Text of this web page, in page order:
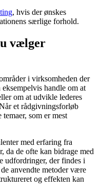
, hvis der ønskes
særlige forhold.
vælger
i virksomheden der
handle om at
om at udvikle lederes
et rådgivningsforløb
som er mest
med erfaring fra
da de ofte kan bidrage med
udfordringer, der findes i
anvendte metoder være
og effekten kan